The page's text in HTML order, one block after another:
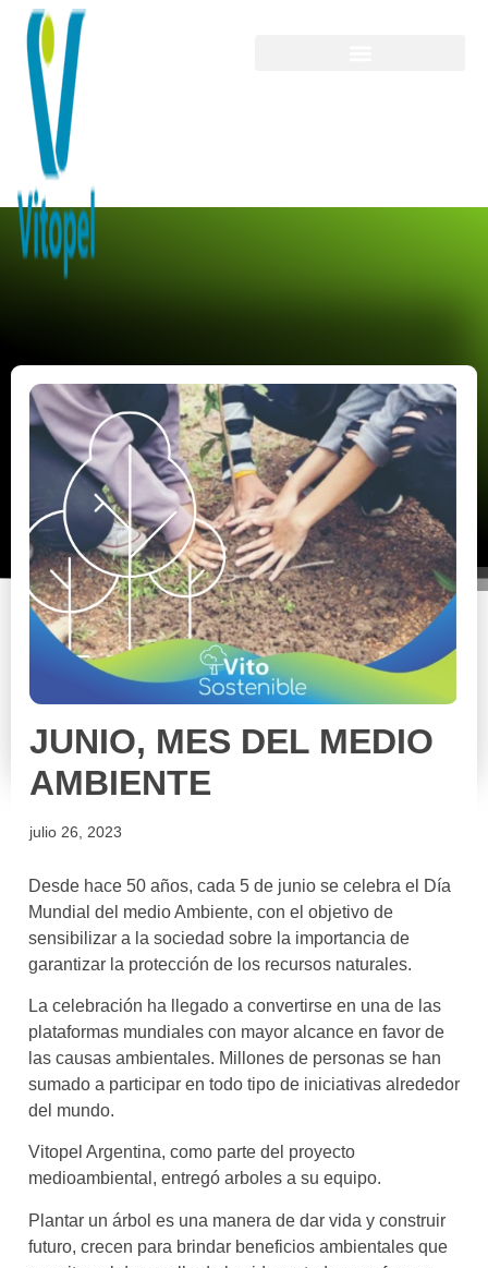
JUNIO, MES DEL MEDIO
AMBIENTE
julio 26, 2023
Desde hace 50 años, cada 5 de junio se celebra el Día
Mundial del medio Ambiente, con el objetivo de
sensibilizar a la sociedad sobre la importancia de
garantizar la protección de los recursos naturales.
La celebración ha llegado a convertirse en una de las
plataformas mundiales con mayor alcance en favor de
las causas ambientales. Millones de personas se han
sumado a participar en todo tipo de iniciativas alrededor
del mundo.
Vitopel Argentina, como parte del proyecto
medioambiental, entregó arboles a su equipo.
Plantar un árbol es una manera de dar vida y construir
futuro, crecen para brindar beneficios ambientales que